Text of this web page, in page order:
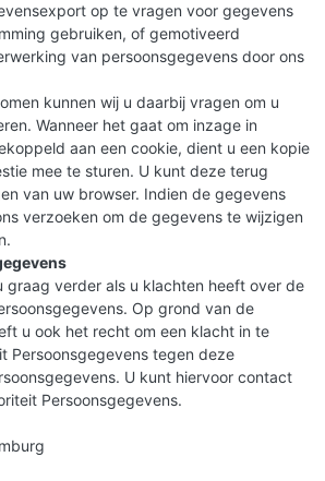
op te vragen voor gegevens
gebruiken, of gemotiveerd
van persoonsgegevens door ons
kunnen wij u daarbij vragen om u
Wanneer het gaat om inzage in
aan een cookie, dient u een kopie
mee te sturen. U kunt deze terug
van uw browser. Indien de gegevens
verzoeken om de gegevens te wijzigen
graag verder als u klachten heeft over de
Op grond van de
u ook het recht om een klacht in te
Persoonsgegevens tegen deze
U kunt hiervoor contact
Persoonsgegevens.